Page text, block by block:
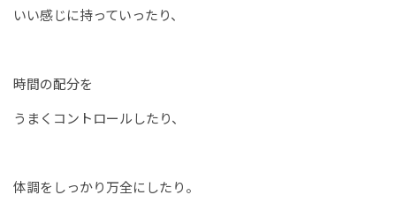
いい感じに持っていったり、
時間の配分を
うまくコントロールしたり、
体調をしっかり万全にしたり。